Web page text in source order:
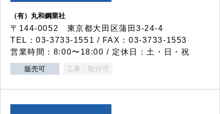
（有）丸和鋼業社
〒144-0052 東京都大田区蒲田3-24-4
TEL：03-3733-1551 / FAX：03-3733-1553
営業時間：8:00〜18:00 / 定休日：土・日・祝
販売可 工事・取付可